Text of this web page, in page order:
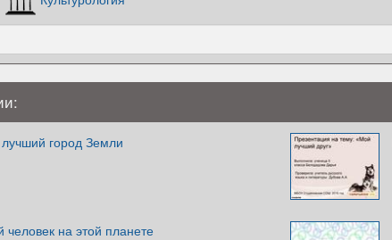
город Земли
человек на этой планете